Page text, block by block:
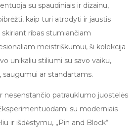
su spaudiniais ir dizainu,
kaip turi atrodyti ir jaustis
ribas stumiančiam
meistriškumui, ši kolekcija
unikaliu stiliumi su savo vaiku,
ar standartams.
nesenstančio patrauklumo juostelės
su moderniais
ir išdėstymu, „Pin and Block“